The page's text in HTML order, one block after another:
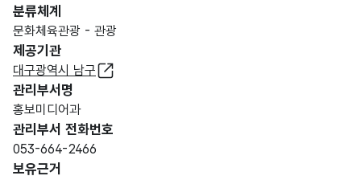
분류체계
문화체육관광 - 관광
제공기관
대구광역시 남구
관리부서명
홍보미디어과
관리부서 전화번호
053-664-2466
보유근거